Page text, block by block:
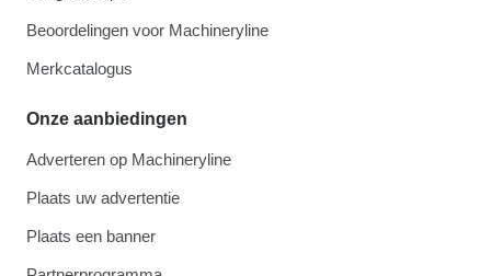
Beoordelingen voor Machineryline
Merkcatalogus
Onze aanbiedingen
Adverteren op Machineryline
Plaats uw advertentie
Plaats een banner